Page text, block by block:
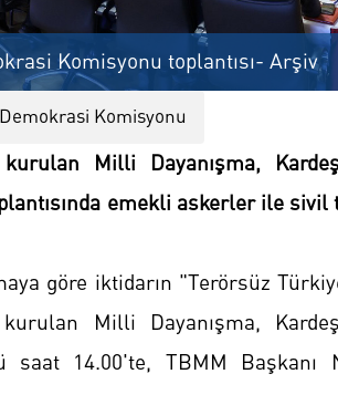
Komisyonu toplantısı- Arşiv
Komisyonu
Milli Dayanışma,
emekli askerler ile
göre iktidarın "Terörsüz
Milli Dayanışma,
14.00'te, TBMM Başkanı